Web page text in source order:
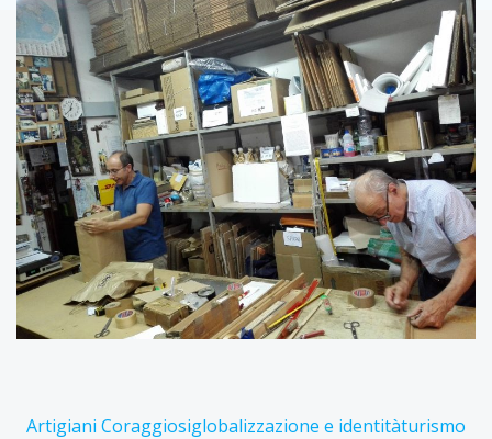
Artigiani Coraggiosiglobalizzazione e identitàturismo